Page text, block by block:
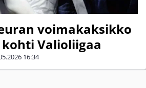
voimakaksikko
Valioliigaa
16:34